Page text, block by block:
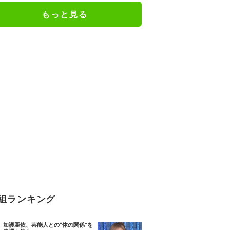
もっと見る
ランキング
加護亜依、芸能人との“体の関係”を